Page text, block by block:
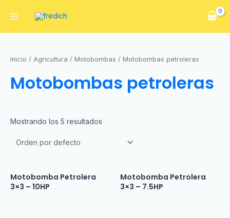
Inicio / Agricultura / Motobombas / Motobombas petroleras
Motobombas petroleras
Mostrando los 5 resultados
Motobomba Petrolera
3×3 – 10HP
Motobomba Petrolera
3×3 – 7.5HP